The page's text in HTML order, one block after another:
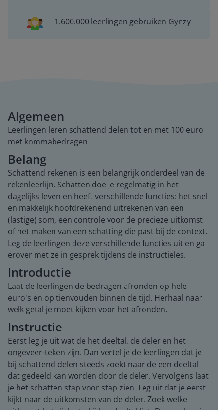
1.600.000 leerlingen gebruiken Gynzy
Algemeen
Leerlingen leren schattend delen tot en met 100 euro
met kommabedragen.
Belang
Schattend rekenen is een belangrijk onderdeel van de
rekenleerlijn. Schatten doe je regelmatig in het
dagelijks leven en heeft verschillende functies: het snel
en makkelijk hoofdrekenend uitrekenen van een
(lastige) som, een controle voor de precieze uitkomst
of het maken van een schatting die past bij de context.
Leg de leerlingen deze verschillende functies uit en ga
erover met ze in gesprek tijdens de instructieles.
Introductie
Laat de leerlingen de bedragen afronden op hele
euro's en op tienvouden binnen de tijd. Herhaal naar
welk getal je moet kijken voor het afronden.
Instructie
Eerst leg je uit wat de het deeltal, de deler en het
ongeveer-teken zijn. Dan vertel je de leerlingen dat je
bij schattend delen steeds zoekt naar de een deeltal
dat gedeeld kan worden door de deler. Vervolgens laat
je het schatten stap voor stap zien. Leg uit dat je eerst
kijkt naar de uitkomsten van de deler. Zoek welke